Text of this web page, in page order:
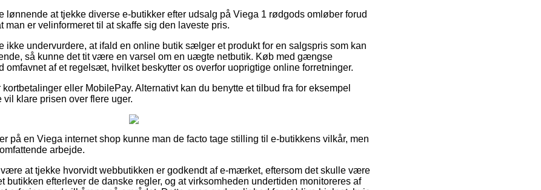
lønnende at tjekke diverse e-butikker efter udsalg på Viega 1 rødgods omløber forud
man er velinformeret til at skaffe sig den laveste pris.
ikke undervurdere, at ifald en online butik sælger et produkt for en salgspris som kan
så kunne det tit være en varsel om en uægte netbutik. Køb med gængse
omfavnet af et regelsæt, hvilket beskytter os overfor uoprigtige online forretninger.
eller MobilePay. Alternativt kan du benytte et tilbud fra for eksempel
klare prisen over flere uger.
på en Viega internet shop kunne man de facto tage stilling til e-butikkens vilkår, men
arbejde.
at tjekke hvorvidt webbutikken er godkendt af e-mærket, eftersom det skulle være
butikken efterlever de danske regler, og at virksomheden undertiden monitoreres af